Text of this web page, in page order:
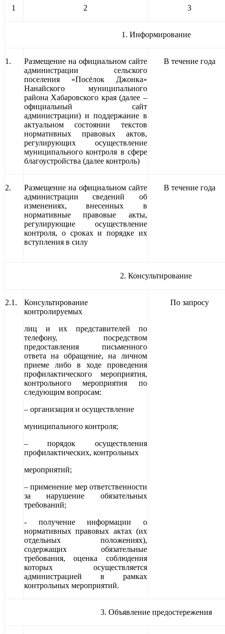
1 2 3
1. Информирование
1.
Размещение на официальном сайте
администрации сельского
поселения «Посёлок Джонка»
Нанайского муниципального
района Хабаровского края (далее –
официальный сайт
администрации) и поддержание в
актуальном состоянии текстов
нормативных правовых актов,
регулирующих осуществление
муниципального контроля в сфере
благоустройства (далее контроль)
В течение года
2.
Размещение на официальном сайте
администрации сведений об
изменениях, внесенных в
нормативные правовые акты,
регулирующие осуществление
контроля, о сроках и порядке их
вступления в силу
В течение года
2. Консультирование
2.1.
Консультирование
контролируемых
лиц и их представителей по
телефону, посредством
предоставления письменного
ответа на обращение, на личном
приеме либо в ходе проведения
профилактического мероприятия,
контрольного мероприятия по
следующим вопросам:
– организация и осуществление
муниципального контроля;
– порядок осуществления
профилактических, контрольных
мероприятий;
– применение мер ответственности
за нарушение обязательных
требований;
- получение информации о
нормативных правовых актах (их
отдельных положениях),
содержащих обязательные
требования, оценка соблюдения
которых осуществляется
администрацией в рамках
контрольных мероприятий.
По запросу
3. Объявление предостережения